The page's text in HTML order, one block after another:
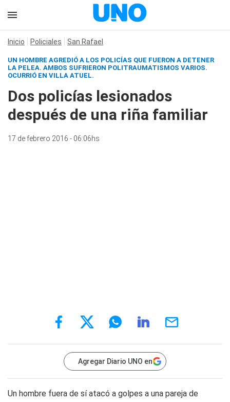
Inicio Policiales San Rafael
UN HOMBRE AGREDIÓ A LOS POLICÍAS QUE FUERON A DETENER
LA PELEA. AMBOS SUFRIERON POLITRAUMATISMOS VARIOS.
OCURRIÓ EN VILLA ATUEL.
Dos policías lesionados
después de una riña familiar
17 de febrero 2016 - 06:06hs
Agregar Diario UNO en
Un hombre fuera de sí atacó a golpes a una pareja de